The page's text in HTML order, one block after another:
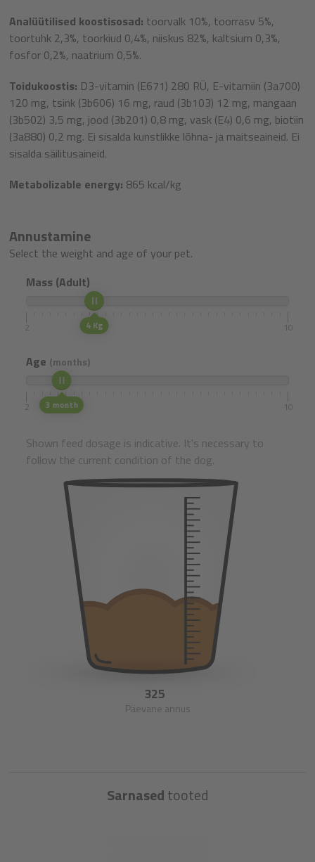
Analüütilised koostisosad: toorvalk 10%, toorrasv 5%,
toortuhk 2,3%, toorkiud 0,4%, niiskus 82%, kaltsium 0,3%,
fosfor 0,2%, naatrium 0,5%.
Toidukoostis: D3-vitamin (E671) 280 RÜ, E-vitamiin (3a700)
120 mg, tsink (3b606) 16 mg, raud (3b103) 12 mg, mangaan
(3b502) 3,5 mg, jood (3b201) 0,8 mg, vask (E4) 0,6 mg, biotiin
(3a880) 0,2 mg. Ei sisalda kunstlikke lõhna- ja maitseaineid. Ei
sisalda säilitusaineid.
Metabolizable energy: 865 kcal/kg
Annustamine
Select the weight and age of your pet.
Mass (Adult)
4 Kg
2 10
Age (months)
3 month
2 10
Shown feed dosage is indicative. It's necessary to
follow the current condition of the dog.
325
Päevane annus
Sarnasedtooted